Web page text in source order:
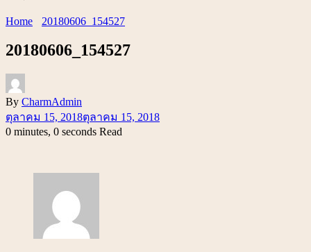
Home 20180606_154527
20180606_154527
By CharmAdmin
ตุลาคม 15, 2018ตุลาคม 15, 2018
0 minutes, 0 seconds Read